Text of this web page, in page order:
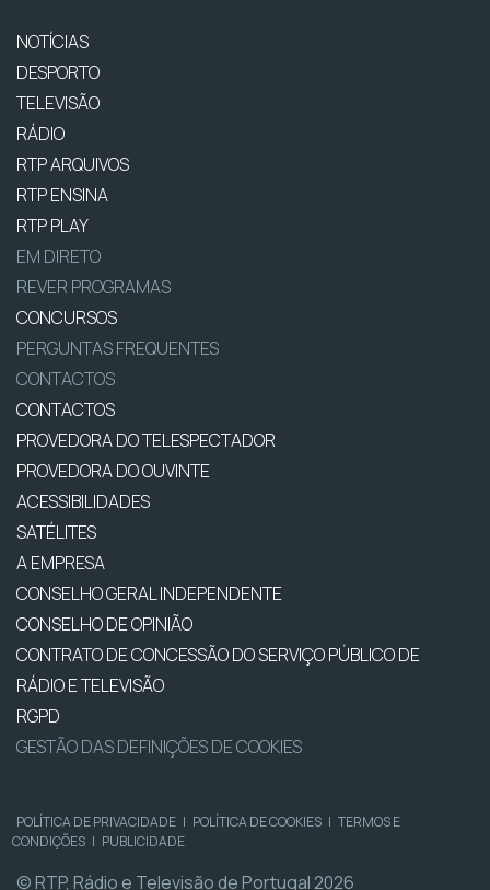
NOTÍCIAS
DESPORTO
TELEVISÃO
RÁDIO
RTP ARQUIVOS
RTP ENSINA
RTP PLAY
EM DIRETO
REVER PROGRAMAS
CONCURSOS
PERGUNTAS FREQUENTES
CONTACTOS
CONTACTOS
PROVEDORA DO TELESPECTADOR
PROVEDORA DO OUVINTE
ACESSIBILIDADES
SATÉLITES
A EMPRESA
CONSELHO GERAL INDEPENDENTE
CONSELHO DE OPINIÃO
CONTRATO DE CONCESSÃO DO SERVIÇO PÚBLICO DE
RÁDIO E TELEVISÃO
RGPD
GESTÃO DAS DEFINIÇÕES DE COOKIES
POLÍTICA DE PRIVACIDADE | POLÍTICA DE COOKIES | TERMOS E
CONDIÇÕES | PUBLICIDADE
© RTP, Rádio e Televisão de Portugal 2026